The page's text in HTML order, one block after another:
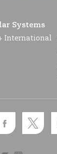
Systems
International